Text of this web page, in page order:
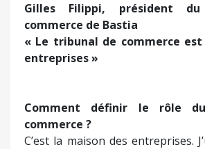
Gilles Filippi, président
commerce de Bastia
« Le tribunal de commerce
entreprises »
Comment définir le rôle
commerce ?
C’est la maison des entreprises.